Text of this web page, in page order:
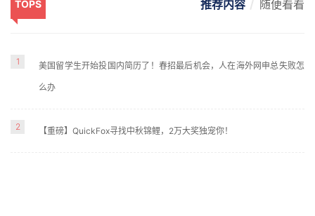
TOPS 推荐内容 随便看看
1 美国留学生开始投国内简历了！春招最后机会，人在海外网申总失败怎
么办
2 【重磅】QuickFox寻找中秋锦鲤，2万大奖独宠你！